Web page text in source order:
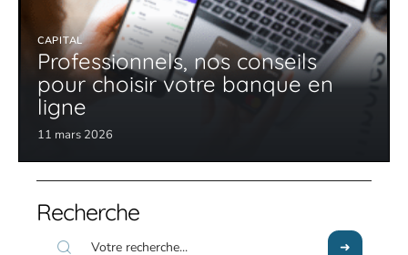
CAPITAL
Professionnels, nos conseils
pour choisir votre banque en
ligne
11 mars 2026
Recherche